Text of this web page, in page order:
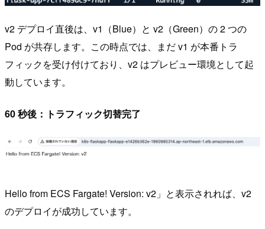
v2 デプロイ直後は、v1（Blue）と v2（Green）の 2 つの
Pod が共存します。この時点では、まだ v1 が本番トラ
フィックを受け付けており、v2 はプレビュー環境として起
動しています。
60 秒後：トラフィック切替完了
Hello from ECS Fargate! Version: v2」と表示されれば、v2
のデプロイが成功しています。